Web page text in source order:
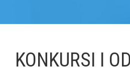
KONKURSI I